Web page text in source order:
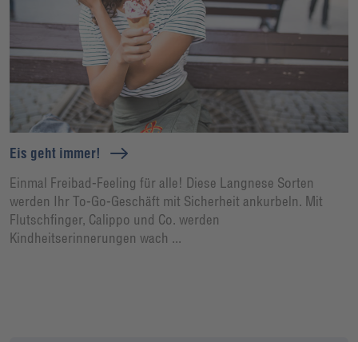
Eis geht immer!
Einmal Freibad-Feeling für alle! Diese Langnese Sorten
werden Ihr To-Go-Geschäft mit Sicherheit ankurbeln. Mit
Flutschfinger, Calippo und Co. werden
Kindheitserinnerungen wach ...